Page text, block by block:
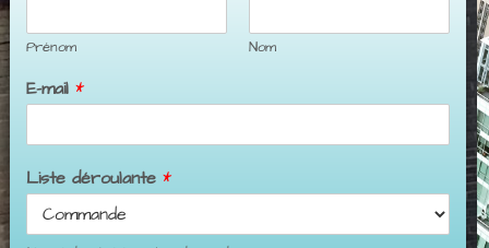
Prénom Nom
E-mail *
Liste déroulante *